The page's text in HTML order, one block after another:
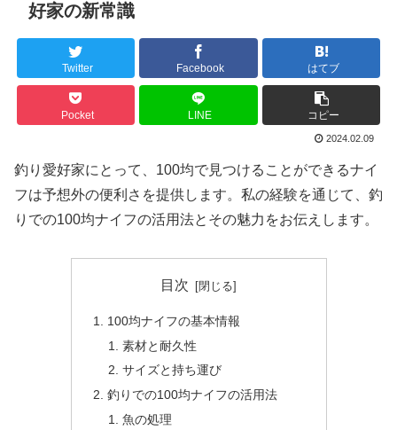
好家の新常識
Twitter Facebook はてブ
Pocket LINE コピー
2024.02.09
釣り愛好家にとって、100均で見つけることができるナイ
フは予想外の便利さを提供します。私の経験を通じて、釣
りでの100均ナイフの活用法とその魅力をお伝えします。
目次
100均ナイフの基本情報
素材と耐久性
サイズと持ち運び
釣りでの100均ナイフの活用法
魚の処理